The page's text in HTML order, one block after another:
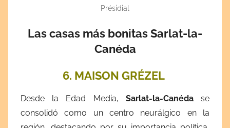
Présidial
Las casas más bonitas Sarlat-la-
Canéda
6. MAISON GRÉZEL
Desde la Edad Media, Sarlat-la-Canédase
consolidó como un centro neurálgico en la